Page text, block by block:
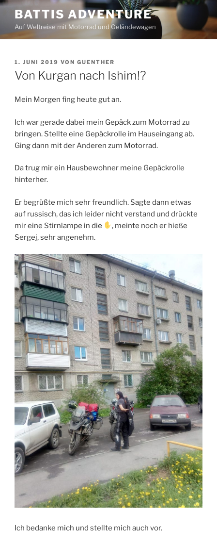
Zum
Inhalt
springen
BATTIS ADVENTURE
Auf Weltreise mit Motorrad und Geländewagen
VERÖFFENTLICHT
AM
1. JUNI 2019 VON GUENTHER
Von Kurgan nach Ishim!?️
Mein Morgen fing heute gut an.
Ich war gerade dabei mein Gepäck zum Motorrad zu
bringen. Stellte eine Gepäckrolle im Hauseingang ab.
Ging dann mit der Anderen zum Motorrad.
Da trug mir ein Hausbewohner meine Gepäckrolle
hinterher.
Er begrüßte mich sehr freundlich. Sagte dann etwas
auf russisch, das ich leider nicht verstand und drückte
mir eine Stirnlampe in die
, meinte noch er hieße
Sergej, sehr angenehm.
Ich bedanke mich und stellte mich auch vor.